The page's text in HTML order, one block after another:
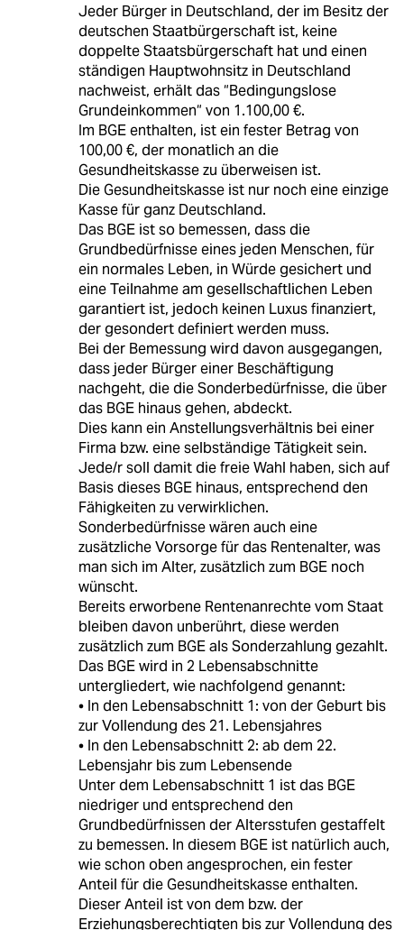
Jeder Bürger in Deutschland, der im Besitz der
deutschen Staatbürgerschaft ist, keine
doppelte Staatsbürgerschaft hat und einen
ständigen Hauptwohnsitz in Deutschland
nachweist, erhält das “Bedingungslose
Grundeinkommen“ von 1.100,00 €.
Im BGE enthalten, ist ein fester Betrag von
100,00 €, der monatlich an die
Gesundheitskasse zu überweisen ist.
Die Gesundheitskasse ist nur noch eine einzige
Kasse für ganz Deutschland.
Das BGE ist so bemessen, dass die
Grundbedürfnisse eines jeden Menschen, für
ein normales Leben, in Würde gesichert und
eine Teilnahme am gesellschaftlichen Leben
garantiert ist, jedoch keinen Luxus finanziert,
der gesondert definiert werden muss.
Bei der Bemessung wird davon ausgegangen,
dass jeder Bürger einer Beschäftigung
nachgeht, die die Sonderbedürfnisse, die über
das BGE hinaus gehen, abdeckt.
Dies kann ein Anstellungsverhältnis bei einer
Firma bzw. eine selbständige Tätigkeit sein.
Jede/r soll damit die freie Wahl haben, sich auf
Basis dieses BGE hinaus, entsprechend den
Fähigkeiten zu verwirklichen.
Sonderbedürfnisse wären auch eine
zusätzliche Vorsorge für das Rentenalter, was
man sich im Alter, zusätzlich zum BGE noch
wünscht.
Bereits erworbene Rentenanrechte vom Staat
bleiben davon unberührt, diese werden
zusätzlich zum BGE als Sonderzahlung gezahlt.
Das BGE wird in 2 Lebensabschnitte
untergliedert, wie nachfolgend genannt:
• In den Lebensabschnitt 1: von der Geburt bis
zur Vollendung des 21. Lebensjahres
• In den Lebensabschnitt 2: ab dem 22.
Lebensjahr bis zum Lebensende
Unter dem Lebensabschnitt 1 ist das BGE
niedriger und entsprechend den
Grundbedürfnissen der Altersstufen gestaffelt
zu bemessen. In diesem BGE ist natürlich auch,
wie schon oben angesprochen, ein fester
Anteil für die Gesundheitskasse enthalten.
Dieser Anteil ist von dem bzw. der
Erziehungsberechtigten bis zur Vollendung des